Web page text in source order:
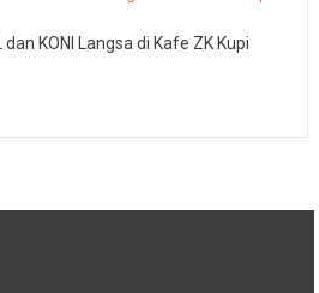
KONI Langsa di Kafe ZK Kupi